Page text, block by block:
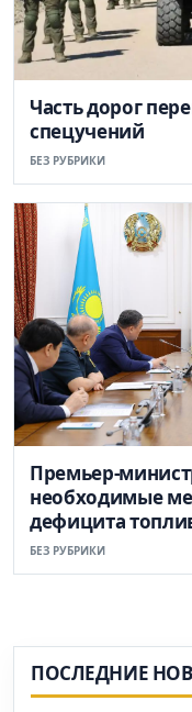
Часть дорог
спецучений
БЕЗ РУБРИКИ
Премьер-
необходимые
дефицита
БЕЗ РУБРИКИ
ПОСЛЕДНИЕ